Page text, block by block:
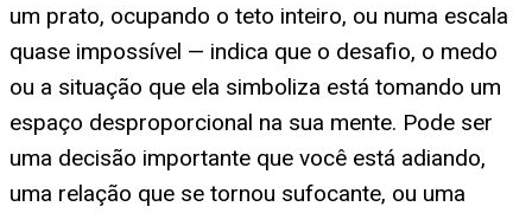
um prato, ocupando o teto inteiro, ou numa escala
quase impossível — indica que o desafio, o medo
ou a situação que ela simboliza está tomando um
espaço desproporcional na sua mente. Pode ser
uma decisão importante que você está adiando,
uma relação que se tornou sufocante, ou uma